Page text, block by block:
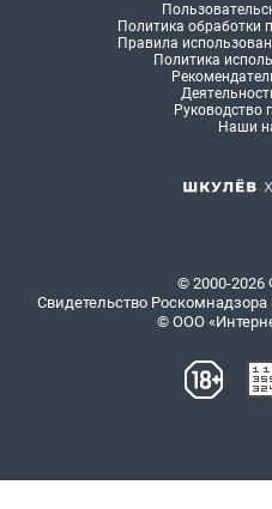
Политика обработки
Правила
Политика
Руководство
Наши
© 2000-2026
Свидетельство
© ООО